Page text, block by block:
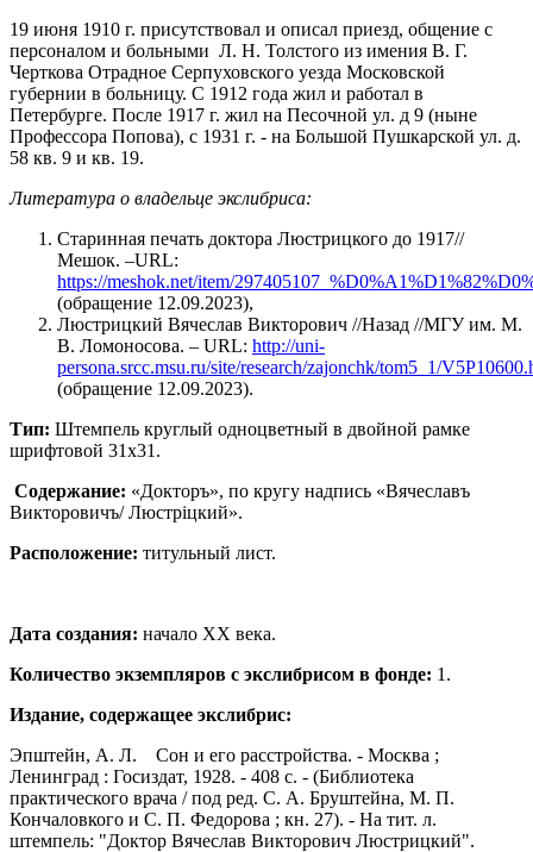
19 июня 1910 г. присутствовал и описал приезд, общение с
персоналом и больными Л. Н. Толстого из имения В. Г.
Черткова Отрадное Серпуховского уезда Московской
губернии в больницу. С 1912 года жил и работал в
Петербурге. После 1917 г. жил на Песочной ул. д 9 (ныне
Профессора Попова), с 1931 г. - на Большой Пушкарской ул. д.
58 кв. 9 и кв. 19.
Литература о владельце экслибриса:
Старинная печать доктора Люстрицкого до 1917//
Мешок. –URL:
https://meshok.net/item/
(обращение 12.09.2023),
Люстрицкий Вячеслав Викторович //Назад //МГУ им. М.
В. Ломоносова. – URL: http://uni-
persona.srcc.msu.ru/site/research/zajonchk/tom5_1/
(обращение 12.09.2023).
Тип: Штемпель круглый одноцветный в двойной рамке
шрифтовой 31х31.
Содержание: «Докторъ», по кругу надпись «Вячеславъ
Викторовичъ/ Люстрiцкий».
Расположение: титульный лист.
Дата создания: начало ХХ века.
Количество экземпляров с экслибрисом в фонде: 1.
Издание, содержащее экслибрис:
Эпштейн, А. Л. Сон и его расстройства. - Москва ;
Ленинград : Госиздат, 1928. - 408 с. - (Библиотека
практического врача / под ред. С. А. Бруштейна, М. П.
Кончаловкого и С. П. Федорова ; кн. 27). - На тит. л.
штемпель: "Доктор Вячеслав Викторович Люстрицкий".